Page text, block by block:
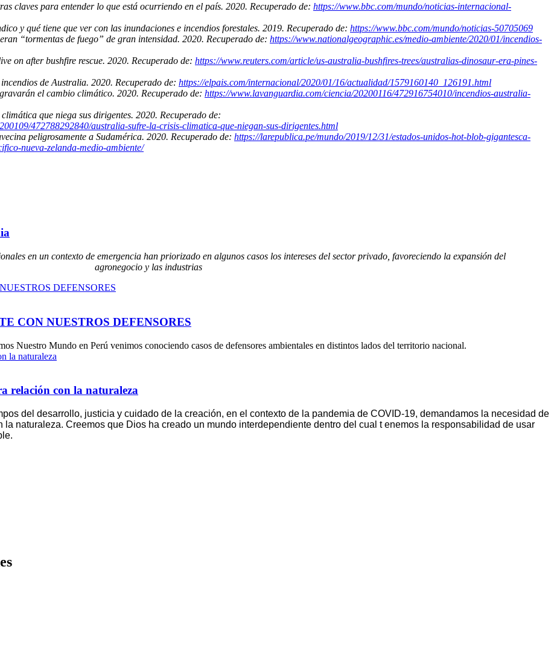
claves para entender lo que está ocurriendo en el país. 2020. Recuperado de: https://www.bbc.com/mundo/noticias-internacional-
y qué tiene que ver con las inundaciones e incendios forestales. 2019. Recuperado de: https://www.bbc.com/mundo/noticias-50705069
“tormentas de fuego” de gran intensidad. 2020. Recuperado de: https://www.nationalgeographic.es/medio-ambiente/2020/01/incendios-
on after bushfire rescue. 2020. Recuperado de: https://www.reuters.com/article/us-australia-bushfires-trees/australias-dinosaur-era-pines-
de Australia. 2020. Recuperado de: https://elpais.com/internacional/2020/01/16/actualidad/1579160140_126191.html
el cambio climático. 2020. Recuperado de: https://www.lavanguardia.com/ciencia/20200116/472916754010/incendios-australia-
que niega sus dirigentes. 2020. Recuperado de:
472788292840/australia-sufre-la-crisis-climatica-que-niegan-sus-dirigentes.html
peligrosamente a Sudamérica. 2020. Recuperado de: https://larepublica.pe/mundo/2019/12/31/estados-unidos-hot-blob-gigantesca-
nueva-zelanda-medio-ambiente/
en un contexto de emergencia han priorizado en algunos casos los intereses del sector privado, favoreciendo la expansión del
agronegocio y las industrias
CON NUESTROS DEFENSORES
Nuestro Mundo en Perú venimos conociendo casos de defensores ambientales en distintos lados del territorio nacional.
relación con la naturaleza
del desarrollo, justicia y cuidado de la creación, en el contexto de la pandemia de COVID-19, demandamos la necesidad de
naturaleza. Creemos que Dios ha creado un mundo interdependiente dentro del cual t enemos la responsabilidad de usar